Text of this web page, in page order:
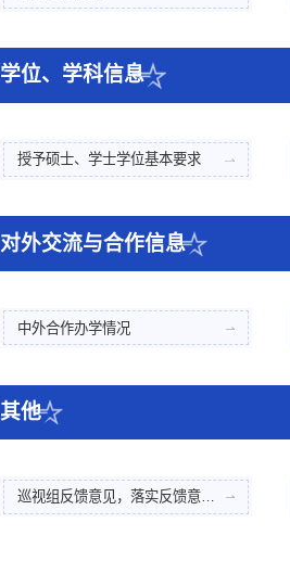
学位、学科信息
授予硕士、学士学位基本要求
对外交流与合作信息
中外合作办学情况
其他